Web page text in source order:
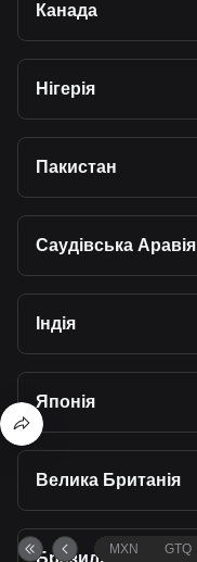
Канада
Нігерія
Пакистан
Саудівська Аравія
Індія
Японія
Велика Британія
БразиліяMXN GTQ